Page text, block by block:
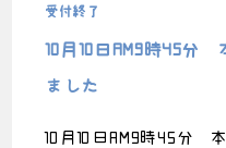
受付終了
10月10日AM9時45分
ました
10月10日AM9時45分